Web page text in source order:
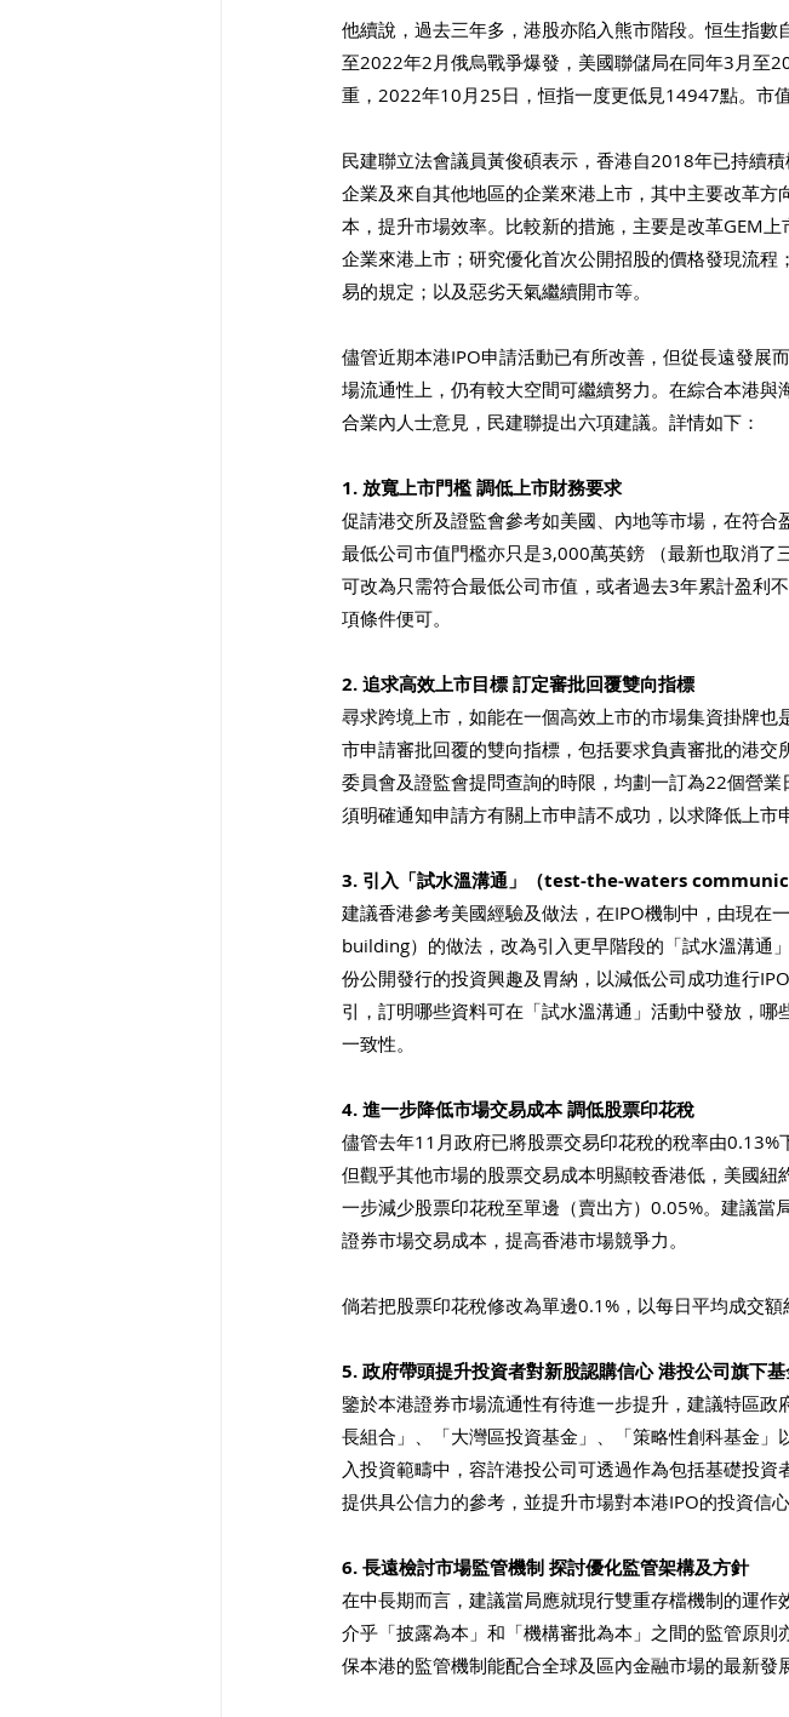
他續說，過去三年多，港股亦陷入熊市階段。恒生指
至2022年2月俄烏戰爭爆發，美國聯儲局在同年3月至
重，2022年10月25日，恒指一度更低見14947點。市
民建聯立法會議員黃俊碩表示，香港自2018年已持續
企業及來自其他地區的企業來港上市，其中主要改革
本，提升市場效率。比較新的措施，主要是改革GEM
企業來港上市；研究優化首次公開招股的價格發現流程
易的規定；以及惡劣天氣繼續開市等。
儘管近期本港IPO申請活動已有所改善，但從長遠發展
場流通性上，仍有較大空間可繼續努力。在綜合本港
合業內人士意見，民建聯提出六項建議。詳情如下：
1. 放寬上市門檻 調低上市財務要求
促請港交所及證監會參考如美國、內地等市場，在符
最低公司市值門檻亦只是3,000萬英鎊 （最新也取消
可改為只需符合最低公司市值，或者過去3年累計盈利
項條件便可。
2. 追求高效上市目標 訂定審批回覆雙向指標
尋求跨境上市，如能在一個高效上市的市場集資掛牌
市申請審批回覆的雙向指標，包括要求負責審批的港
委員會及證監會提問查詢的時限，均劃一訂為22個營
須明確通知申請方有關上市申請不成功，以求降低上市
3. 引入「試水溫溝通」（test-the-waters
建議香港參考美國經驗及做法，在IPO機制中，由現在
building）的做法，改為引入更早階段的「試水溫溝通
份公開發行的投資興趣及胃納，以減低公司成功進行
引，訂明哪些資料可在「試水溫溝通」活動中發放，
一致性。
4. 進一步降低市場交易成本 調低股票印花稅
儘管去年11月政府已將股票交易印花稅的稅率由
但觀乎其他市場的股票交易成本明顯較香港低，美國
一步減少股票印花稅至單邊（賣出方）0.05%。建議
證券市場交易成本，提高香港市場競爭力。
倘若把股票印花稅修改為單邊0.1%，以每日平均成交
5. 政府帶頭提升投資者對新股認購信心 港投公司旗下
鑒於本港證券市場流通性有待進一步提升，建議特區
長組合」、「大灣區投資基金」、「策略性創科基金
入投資範疇中，容許港投公司可透過作為包括基礎投
提供具公信力的參考，並提升市場對本港IPO的投資信心
6. 長遠檢討市場監管機制 探討優化監管架構及方針
在中長期而言，建議當局應就現行雙重存檔機制的運
介乎「披露為本」和「機構審批為本」之間的監管原
保本港的監管機制能配合全球及區內金融市場的最新發